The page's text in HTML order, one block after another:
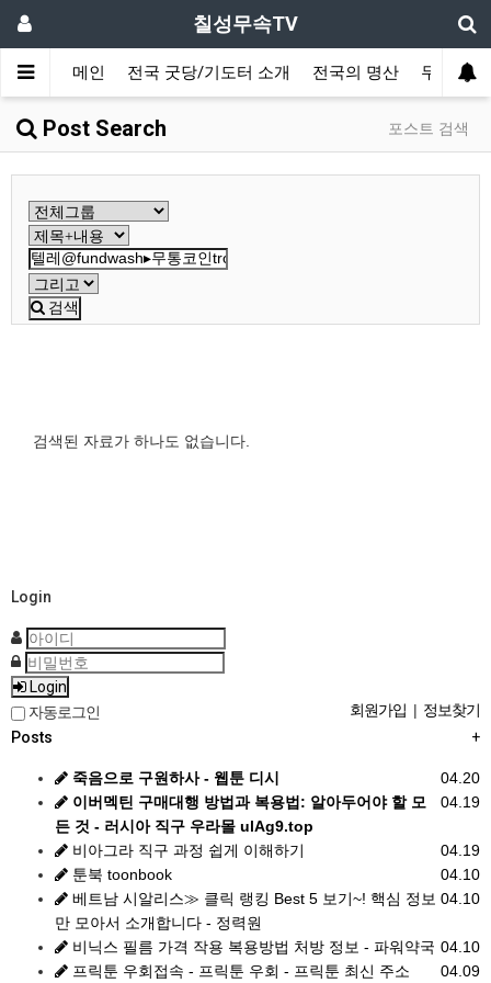
칠성무속TV
메인 전국 굿당/기도터 소개 전국의 명산 무속대학
Post Search 포스트 검색
검색
검색된 자료가 하나도 없습니다.
Login
Login
자동로그인
회원가입 | 정보찾기
+
Posts
04.20
죽음으로 구원하사 - 웹툰 디시
04.19
이버멕틴 구매대행 방법과 복용법: 알아두어야 할 모
든 것 - 러시아 직구 우라몰 ulAg9.top
04.19
비아그라 직구 과정 쉽게 이해하기
04.10
툰북 toonbook
04.10
베트남 시알리스≫ 클릭 랭킹 Best 5 보기~! 핵심 정보
만 모아서 소개합니다 - 정력원
04.10
비닉스 필름 가격 작용 복용방법 처방 정보 - 파워약국
04.09
프릭툰 우회접속 - 프릭툰 우회 - 프릭툰 최신 주소